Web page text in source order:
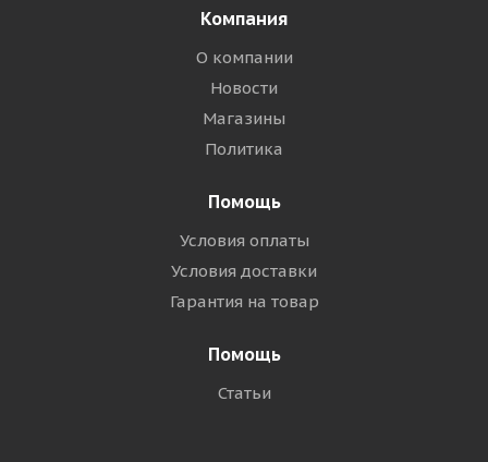
Компания
О компании
Новости
Магазины
Политика
Помощь
Условия оплаты
Условия доставки
Гарантия на товар
Помощь
Статьи